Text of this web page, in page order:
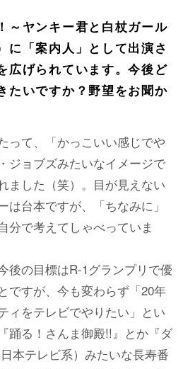
ヤンキー君と白杖ガール
に「案内人」として出演さ
広げられています。今後ど
たいですか？野望をお聞か
って、「かっこいい感じで
ジョブズみたいなイメージで
ました（笑）。目が見えない
台本ですが、「ちなみに」
分で考えてしゃべっていま
後の目標はR-1グランプリで優
ですが、今も変わらず「20年
ィをテレビでやりたい」とい
踊る！さんま御殿!!』とか『ダ
本テレビ系）みたいな長寿番